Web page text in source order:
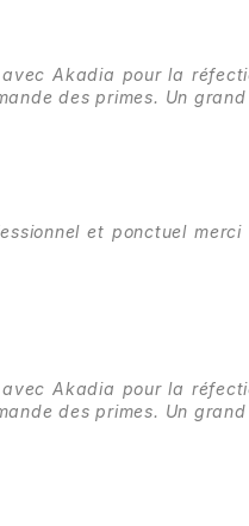
avec Akadia pour la
des primes. Un
et ponctuel
avec Akadia pour la
des primes. Un